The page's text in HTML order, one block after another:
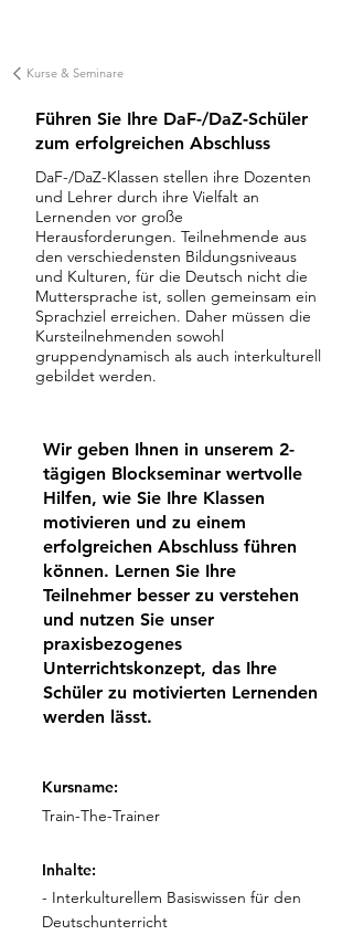
Führen Sie Ihre DaF-/DaZ-Schüler
zum erfolgreichen Abschluss
Kurse & Seminare
DaF-/DaZ-Klassen stellen ihre Dozenten
und Lehrer durch ihre Vielfalt an
Lernenden vor große
Herausforderungen. Teilnehmende aus
den verschiedensten Bildungsniveaus
und Kulturen, für die Deutsch nicht die
Muttersprache ist, sollen gemeinsam ein
Sprachziel erreichen. Daher müssen die
Kursteilnehmenden sowohl
gruppendynamisch als auch interkulturell
gebildet werden.
Wir geben Ihnen in unserem 2-
tägigen Blockseminar wertvolle
Hilfen, wie Sie Ihre Klassen
motivieren und zu einem
erfolgreichen Abschluss führen
können. Lernen Sie Ihre
Teilnehmer besser zu verstehen
und nutzen Sie unser
praxisbezogenes
Unterrichtskonzept, das Ihre
Schüler zu motivierten Lernenden
werden lässt.
Kursname:
Train-The-Trainer
Inhalte:
- Interkulturellem Basiswissen für den
Deutschunterricht